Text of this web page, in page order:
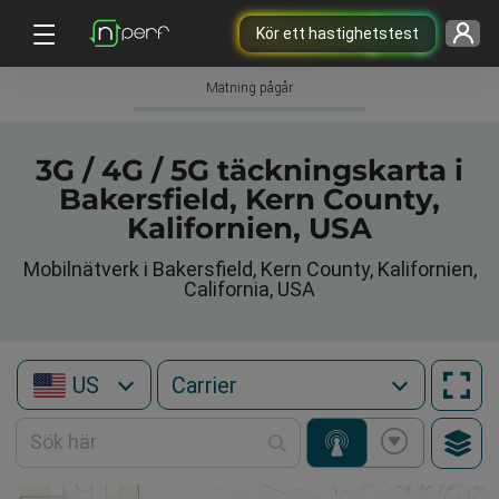
Kör ett hastighetstest
Mätning pågår
3G / 4G / 5G täckningskarta i
Bakersfield, Kern County,
Kalifornien, USA
Mobilnätverk i Bakersfield, Kern County, Kalifornien,
California, USA
US